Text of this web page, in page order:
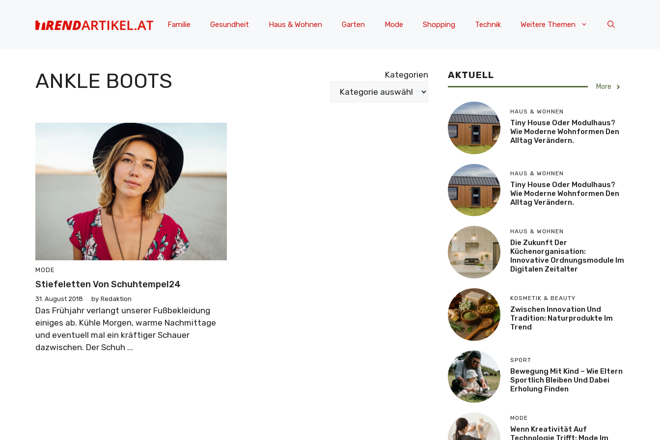
Familie Gesundheit Haus & Wohnen Garten Mode Shopping Technik Weitere Themen
ANKLE BOOTS Kategorien
MODE
Stiefeletten Von Schuhtempel24
31. August 2018 by Redaktion
Das Frühjahr verlangt unserer Fußbekleidung
einiges ab. Kühle Morgen, warme Nachmittage
und eventuell mal ein kräftiger Schauer
dazwischen. Der Schuh ...
AKTUELL
More
HAUS & WOHNEN
Tiny House Oder Modulhaus?
Wie Moderne Wohnformen Den
Alltag Verändern.
HAUS & WOHNEN
Tiny House Oder Modulhaus?
Wie Moderne Wohnformen Den
Alltag Verändern.
HAUS & WOHNEN
Die Zukunft Der
Küchenorganisation:
Innovative Ordnungsmodule Im
Digitalen Zeitalter
KOSMETIK & BEAUTY
Zwischen Innovation Und
Tradition: Naturprodukte Im
Trend
SPORT
Bewegung Mit Kind – Wie Eltern
Sportlich Bleiben Und Dabei
Erholung Finden
MODE
Wenn Kreativität Auf
Technologie Trifft: Mode Im